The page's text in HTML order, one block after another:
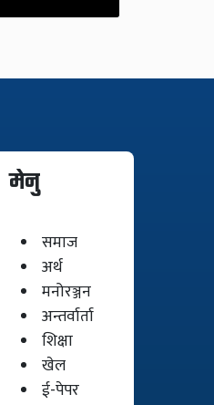
मेनु
समाज
अर्थ
मनोरञ्जन
अन्तर्वार्ता
शिक्षा
खेल
ई-पेपर